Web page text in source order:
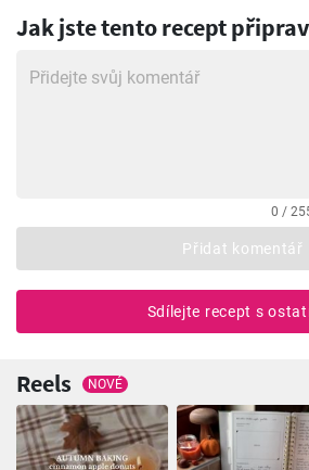
Jak jste tento recept
0 /
Přidat komentář
Sdílejte recept s
Reels NOVÉ